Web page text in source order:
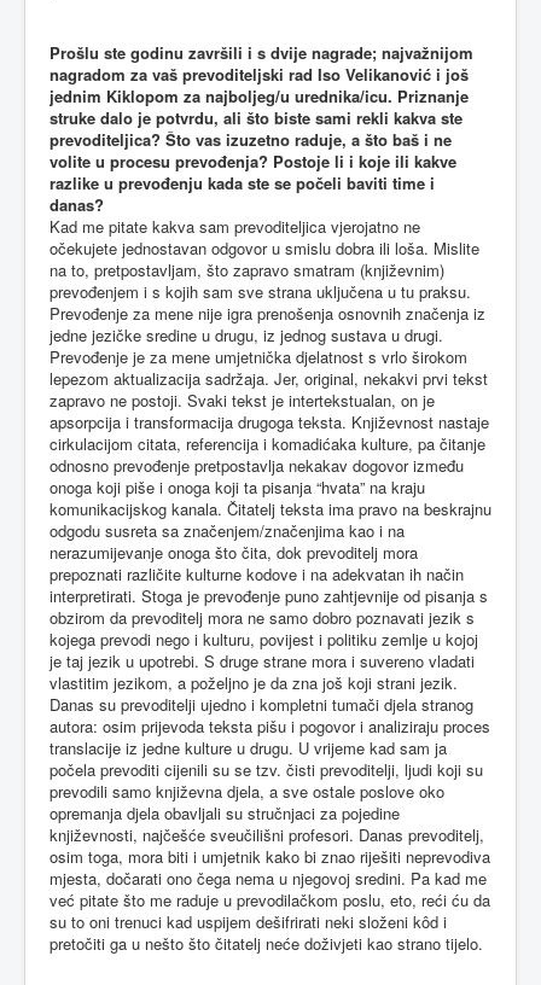
Prošlu ste godinu završili i s dvije nagrade; najvažnijom
nagradom za vaš prevoditeljski rad Iso Velikanović i još
jednim Kiklopom za najboljeg/u urednika/icu. Priznanje
struke dalo je potvrdu, ali što biste sami rekli kakva ste
prevoditeljica? Što vas izuzetno raduje, a što baš i ne
volite u procesu prevođenja? Postoje li i koje ili kakve
razlike u prevođenju kada ste se počeli baviti time i
danas?
Kad me pitate kakva sam prevoditeljica vjerojatno ne
očekujete jednostavan odgovor u smislu dobra ili loša. Mislite
na to, pretpostavljam, što zapravo smatram (književnim)
prevođenjem i s kojih sam sve strana uključena u tu praksu.
Prevođenje za mene nije igra prenošenja osnovnih značenja iz
jedne jezičke sredine u drugu, iz jednog sustava u drugi.
Prevođenje je za mene umjetnička djelatnost s vrlo širokom
lepezom aktualizacija sadržaja. Jer, original, nekakvi prvi tekst
zapravo ne postoji. Svaki tekst je intertekstualan, on je
apsorpcija i transformacija drugoga teksta. Književnost nastaje
cirkulacijom citata, referencija i komadićaka kulture, pa čitanje
odnosno prevođenje pretpostavlja nekakav dogovor između
onoga koji piše i onoga koji ta pisanja “hvata” na kraju
komunikacijskog kanala. Čitatelj teksta ima pravo na beskrajnu
odgodu susreta sa značenjem/značenjima kao i na
nerazumijevanje onoga što čita, dok prevoditelj mora
prepoznati različite kulturne kodove i na adekvatan ih način
interpretirati. Stoga je prevođenje puno zahtjevnije od pisanja s
obzirom da prevoditelj mora ne samo dobro poznavati jezik s
kojega prevodi nego i kulturu, povijest i politiku zemlje u kojoj
je taj jezik u upotrebi. S druge strane mora i suvereno vladati
vlastitim jezikom, a poželjno je da zna još koji strani jezik.
Danas su prevoditelji ujedno i kompletni tumači djela stranog
autora: osim prijevoda teksta pišu i pogovor i analiziraju proces
translacije iz jedne kulture u drugu. U vrijeme kad sam ja
počela prevoditi cijenili su se tzv. čisti prevoditelji, ljudi koji su
prevodili samo književna djela, a sve ostale poslove oko
opremanja djela obavljali su stručnjaci za pojedine
književnosti, najčešće sveučilišni profesori. Danas prevoditelj,
osim toga, mora biti i umjetnik kako bi znao riješiti neprevodiva
mjesta, dočarati ono čega nema u njegovoj sredini. Pa kad me
već pitate što me raduje u prevodilačkom poslu, eto, reći ću da
su to oni trenuci kad uspijem dešifrirati neki složeni kôd i
pretočiti ga u nešto što čitatelj neće doživjeti kao strano tijelo.